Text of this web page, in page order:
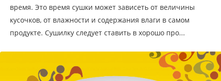
время. Это время сушки может зависеть от величины
кусочков, от влажности и содержания влаги в самом
продукте. Сушилку следует ставить в хорошо про...